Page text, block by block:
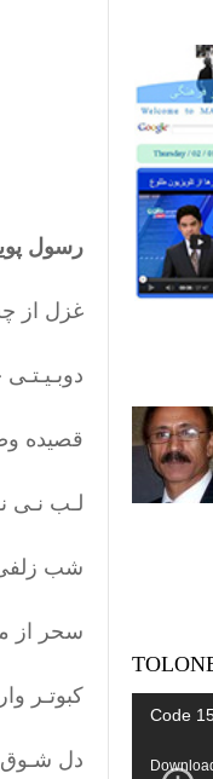
رسول
غزل از
قصیده
لـب نـی
شب زلفی
سحر از
کبوتـر
دل شـوق
Video
Code